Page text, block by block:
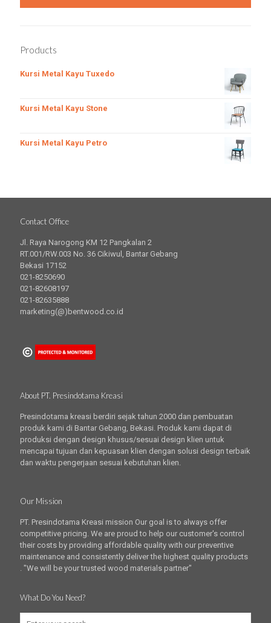
Products
Kursi Metal Kayu Tuxedo
Kursi Metal Kayu Stone
Kursi Metal Kayu Petro
Contact Office
Jl. Raya Narogong KM 12 Pangkalan 2
RT.001/RW.003 No. 36 Cikiwul, Bantar Gebang
Bekasi 17152
021-8250690
021-82608197
021-82635888
marketing(@)bentwood.co.id
About PT. Presindotama Kreasi
Presindotama kreasi berdiri sejak tahun 2000 dan pembuatan
produk kami di Bantar Gebang, Bekasi. Produk kami dapat di
produksi dengan design khusus/sesuai design klien untuk
mencapai tujuan dan kepuasan klien dengan solusi design terbaik
dan waktu pengerjaan sesuai kebutuhan klien.
Our Mission
PT. Presindotama Kreasi mission Our goal is to always offer
competitive pricing. We are proud to help our customer's control
their costs by providing affordable quality with our preventive
maintenance and consistently deliver the highest quality products
. "We will be your trusted wood materials partner"
What Do You Need?